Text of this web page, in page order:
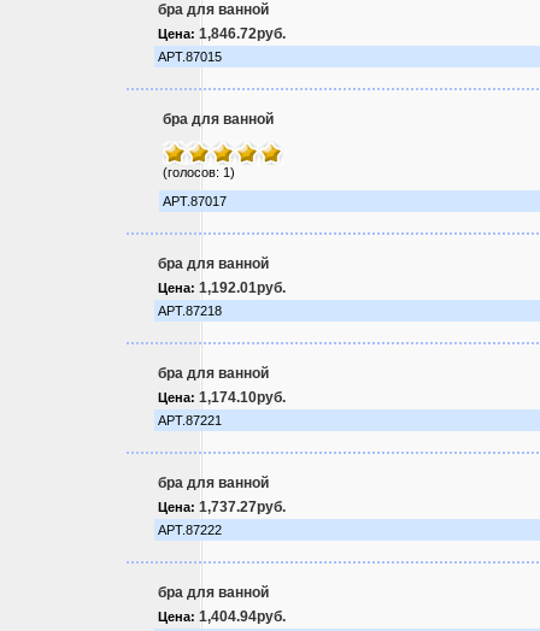
бра для ванной
Цена: 1,846.72руб.
АРТ.87015
бра для ванной
(голосов: 1)
АРТ.87017
бра для ванной
Цена: 1,192.01руб.
АРТ.87218
бра для ванной
Цена: 1,174.10руб.
АРТ.87221
бра для ванной
Цена: 1,737.27руб.
АРТ.87222
бра для ванной
Цена: 1,404.94руб.